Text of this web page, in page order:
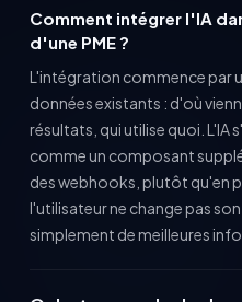
Comment intégrer l'IA
d'une PME ?
L'intégration commence par
données existants : d'où
résultats, qui utilise quoi. L'IA
comme un composant
des webhooks, plutôt qu'en
l'utilisateur ne change pas
simplement de meilleures